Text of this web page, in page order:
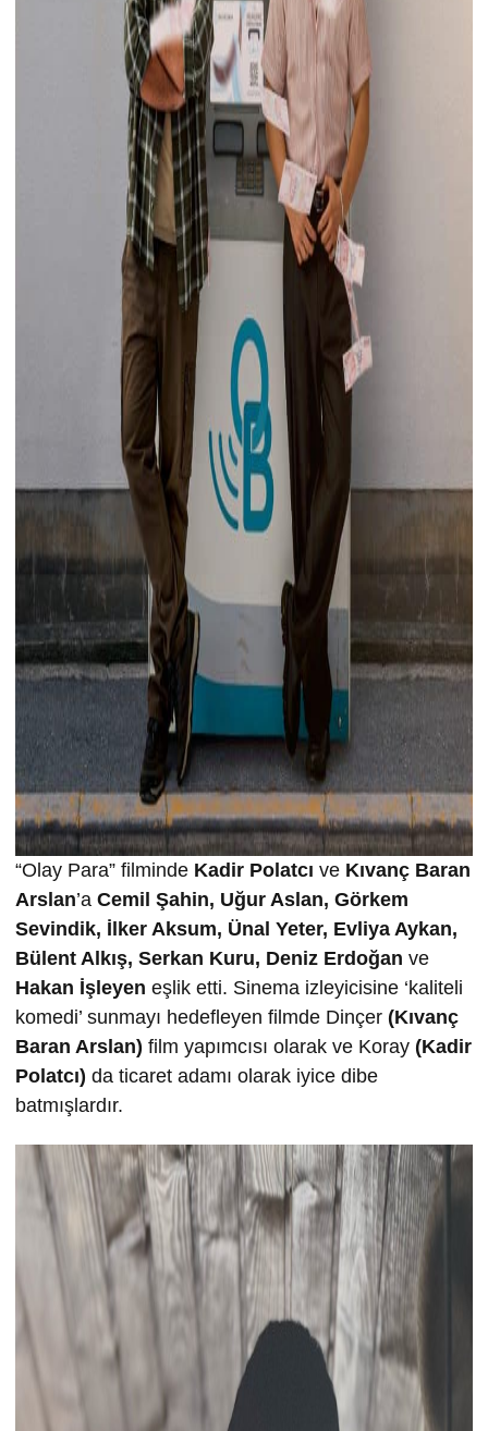
“Olay Para” filminde Kadir Polatcı ve Kıvanç Baran
Arslan’a Cemil Şahin, Uğur Aslan, Görkem
Sevindik, İlker Aksum, Ünal Yeter, Evliya Aykan,
Bülent Alkış, Serkan Kuru, Deniz Erdoğan ve
Hakan İşleyen eşlik etti. Sinema izleyicisine ‘kaliteli
komedi’ sunmayı hedefleyen filmde Dinçer (Kıvanç
Baran Arslan) film yapımcısı olarak ve Koray (Kadir
Polatcı) da ticaret adamı olarak iyice dibe
batmışlardır.